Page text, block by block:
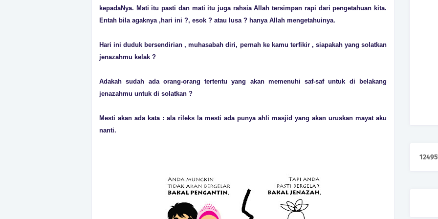
kepadaNya. Mati itu pasti dan mati itu juga rahsia Allah tersimpan rapi dari pengetahuan kita.
Entah bila agaknya ,hari ini ?, esok ? atau lusa ? hanya Allah mengetahuinya.
Hari ini duduk bersendirian , muhasabah diri, pernah ke kamu terfikir , siapakah yang solatkan
jenazahmu kelak ?
Adakah sudah ada orang-orang tertentu yang akan memenuhi saf-saf untuk di belakang
jenazahmu untuk di solatkan ?
Mesti akan ada kata : ala rileks la mesti ada punya ahli masjid yang akan uruskan mayat aku
nanti.
12495